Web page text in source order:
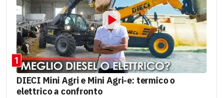
1
DIECI Mini Agri e Mini Agri-e: termico o
elettrico a confronto